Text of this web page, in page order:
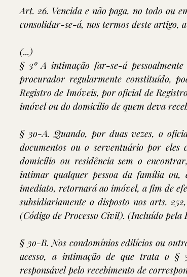
Art. 26. Vencida e não paga, no todo ou
consolidar-se-á, nos termos deste artigo,
(...)
§ 3º A intimação far-se-á
procurador regularmente constituído,
Registro de Imóveis, por oficial de
imóvel ou do domicílio de quem deva
§ 3o-A. Quando, por duas vezes, o
documentos ou o serventuário por
domicílio ou residência sem o
intimar qualquer pessoa da família
imediato, retornará ao imóvel, a fim de
subsidiariamente o disposto nos arts.
(Código de Processo Civil). (Incluído pela
§ 3o-B. Nos condomínios edilícios ou
acesso, a intimação de que trata o
responsável pelo recebimento de